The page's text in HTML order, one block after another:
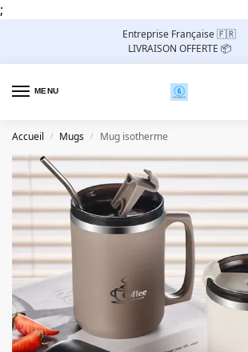
;
Entreprise Française 🇫🇷
LIVRAISON OFFERTE 📦
MENU
Accueil / Mugs / Mug isotherme